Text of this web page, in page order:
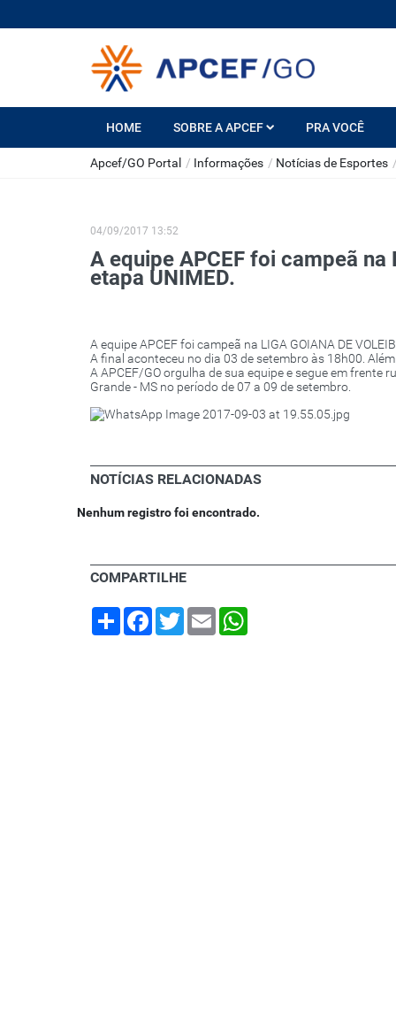
HOME SOBRE A APCEF PRA VOCÊ
Apcef/GO Portal / Informações / Notícias de Esportes
04/09/2017 13:52
A equipe APCEF foi campeã na
etapa UNIMED.
A equipe APCEF foi campeã na LIGA GOIANA DE
A final aconteceu no dia 03 de setembro às 18h00.
A APCEF/GO orgulha de sua equipe e segue em frente
Grande - MS no período de 07 a 09 de setembro.
NOTÍCIAS RELACIONADAS
Nenhum registro foi encontrado.
COMPARTILHE
Share Facebook
TwitterEmail